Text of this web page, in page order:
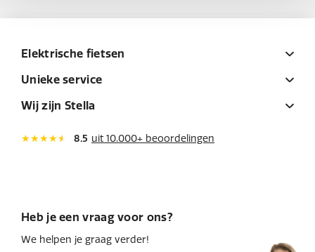
Elektrische fietsen
Unieke service
Wij zijn Stella
Heb je een vraag voor ons?
We helpen je graag verder!
8.5 uit 10.000+ beoordelingen